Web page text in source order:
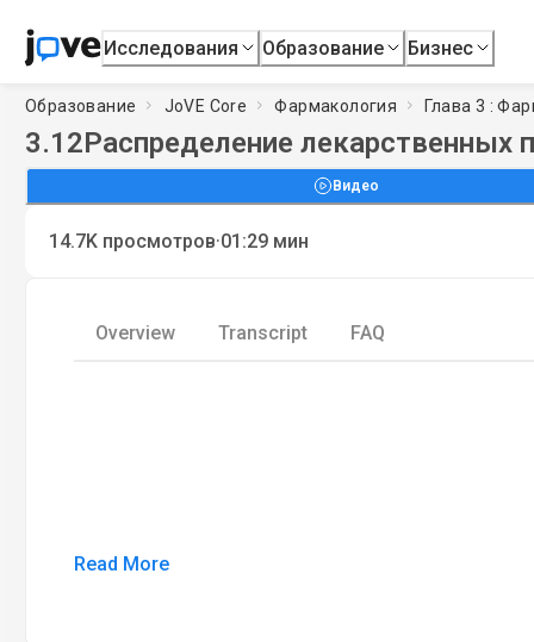
Исследования Образование Бизнес
Образование JoVE Core Фармакология Глава 3 :
3.12Распределение
Видео
14.7K просмотров·01:29 мин
Overview Transcript FAQ
Read More